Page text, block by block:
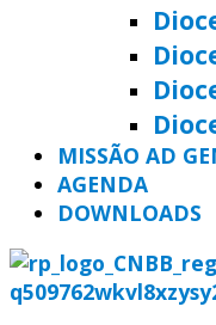
MISSÃO AD
AGENDA
DOWNLOADS